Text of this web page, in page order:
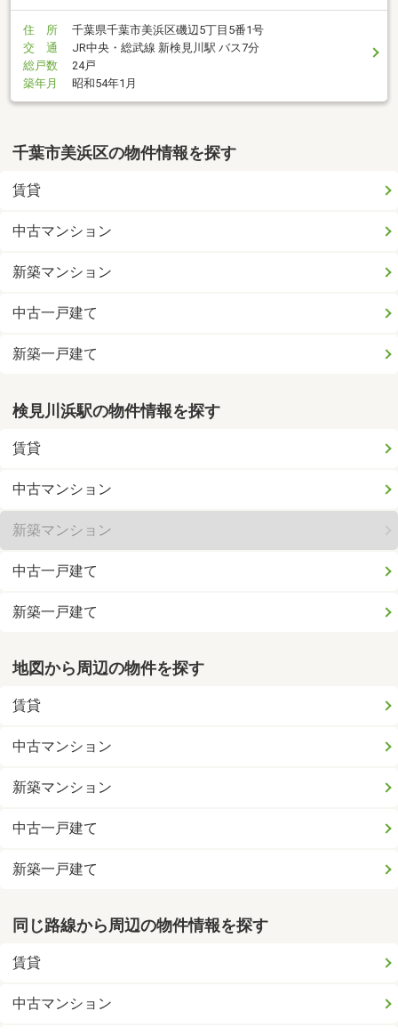
住 所
千葉県千葉市美浜区磯辺5丁目5番1号
交 通
JR中央・総武線 新検見川駅 バス7分
総戸数
24戸
築年月
昭和54年1月
千葉市美浜区の物件情報を探す
賃貸
中古マンション
新築マンション
中古一戸建て
新築一戸建て
検見川浜駅の物件情報を探す
賃貸
中古マンション
新築マンション
中古一戸建て
新築一戸建て
地図から周辺の物件を探す
賃貸
中古マンション
新築マンション
中古一戸建て
新築一戸建て
同じ路線から周辺の物件情報を探す
賃貸
中古マンション